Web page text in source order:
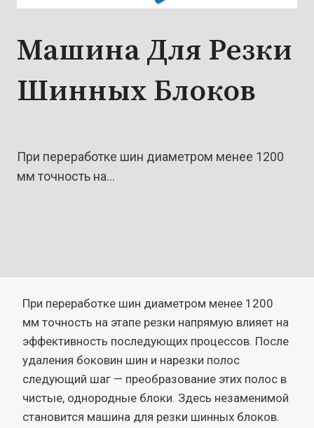
Машина Для Резки
Шинных Блоков
При переработке шин диаметром менее 1200
мм точность на…
При переработке шин диаметром менее 1200
мм точность на этапе резки напрямую влияет на
эффективность последующих процессов. После
удаления боковин шин и нарезки полос
следующий шаг — преобразование этих полос в
чистые, однородные блоки. Здесь незаменимой
становится машина для резки шинных блоков.